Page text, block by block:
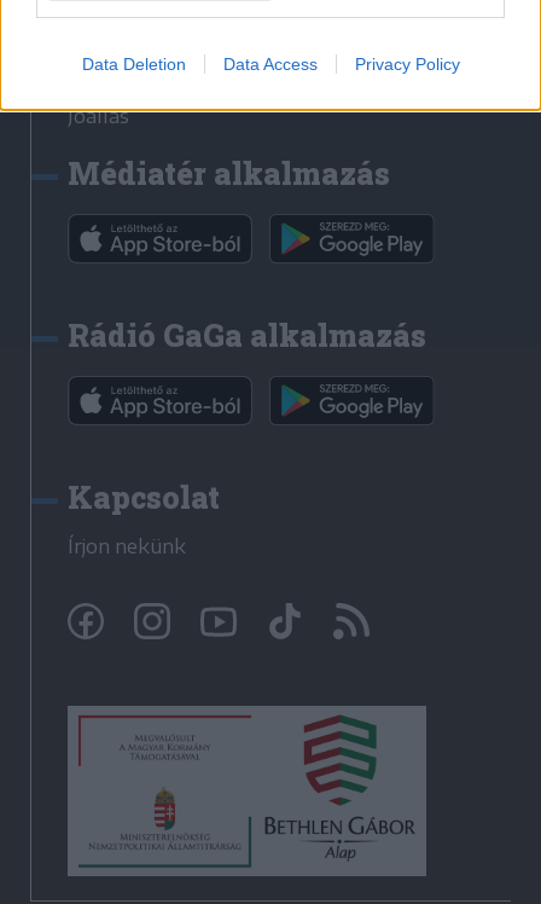
Data Deletion Data Access Privacy Policy
Főtér
Jóállás
Médiatér alkalmazás
Rádió GaGa alkalmazás
Kapcsolat
Írjon nekünk